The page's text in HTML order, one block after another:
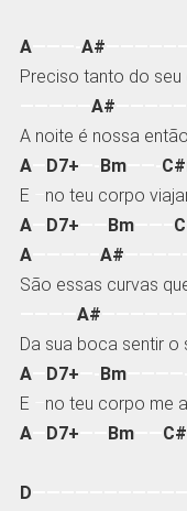
A———- A#
Preciso tanto do
A#
A noite é nossa
A— D7+ Bm——-
E
no teu corpo
A— D7+ Bm——–
A————– A#
São essas curvas
A#
Da sua boca sentir o
A— D7+ Bm————-
E
no teu corpo me
A— D7+ Bm——
D